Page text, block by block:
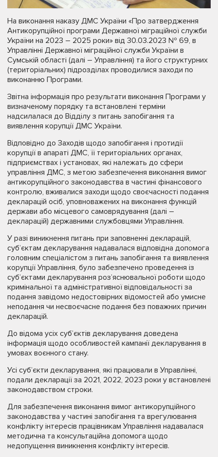
На виконання наказу ДМС України «Про затвердження
Антикорупційної програми Державної міграційної служби
України на 2023 – 2025 роки» від 30.03.2023 № 69, в
Управлінні Державної міграційної служби України в
Сумській області (далі – Управління) та його структурних
(територіальних) підрозділах проводилися заходи по
виконанню Програми.
Звітна інформація про результати виконання Програми у
визначеному порядку та встановлені терміни
надсилалася до Відділу з питань запобігання та
виявлення корупції ДМС України.
Відповідно до Заходів щодо запобігання і протидії
корупції в апараті ДМС, її територіальних органах,
підприємствах і установах, які належать до сфери
управління ДМС, з метою забезпечення виконання вимог
антикорупційного законодавства в частині фінансового
контролю, вживалися заходи щодо своєчасності подання
декларацій осіб, уповноважених на виконання функцій
держави або місцевого самоврядування (далі –
декларацій) державними службовцями Управління.
У разі виникнення питань при заповненні декларацій,
суб’єктам декларування надавалася відповідна допомога
головним спеціалістом з питань запобігання та виявлення
корупції Управління, було забезпечено проведення із
суб’єктами декларування роз’яснювальної роботи щодо
кримінальної та адміністративної відповідальності за
подання завідомо недостовірних відомостей або умисне
неподання чи несвоєчасне подання без поважних причин
декларацій.
До відома усіх суб’єктів декларування доведена
інформація щодо особливостей кампанії декларування в
умовах воєнного стану.
Усі суб’єкти декларування, які працювали в Управлінні,
подали декларації за 2021, 2022, 2023 роки у встановлені
законодавством строки.
Для забезпечення виконання вимог антикорупційного
законодавства у частині запобігання та врегулювання
конфлікту інтересів працівникам Управління надавалася
методична та консультаційна допомога щодо
недопущення виникнення конфлікту інтересів.